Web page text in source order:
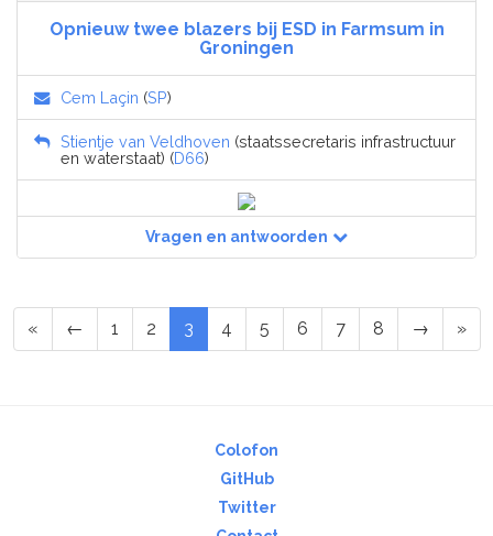
Opnieuw twee blazers bij ESD in Farmsum in
Groningen
Cem Laçin (SP)
Stientje van Veldhoven (staatssecretaris infrastructuur
en waterstaat) (D66)
Vragen en antwoorden
« ← 1 2 3 4 5 6 7 8 → »
Colofon
GitHub
Twitter